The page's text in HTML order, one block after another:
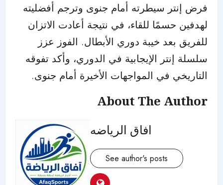
فرض إنتر سيطرته أمام جنوى وترجم أفضليته
لهدفين حسمًا للقاء، في نتيجة أعادت الاتزان
للفريق بعد خيبة دوري الأبطال. الفوز عزز
سلسلة إنتر الإيجابية في الدوري، وأكد تفوقه
التاريخي في المواجهات الأخيرة أمام جنوى.
About The Author
افاق الرياضه
See author's posts